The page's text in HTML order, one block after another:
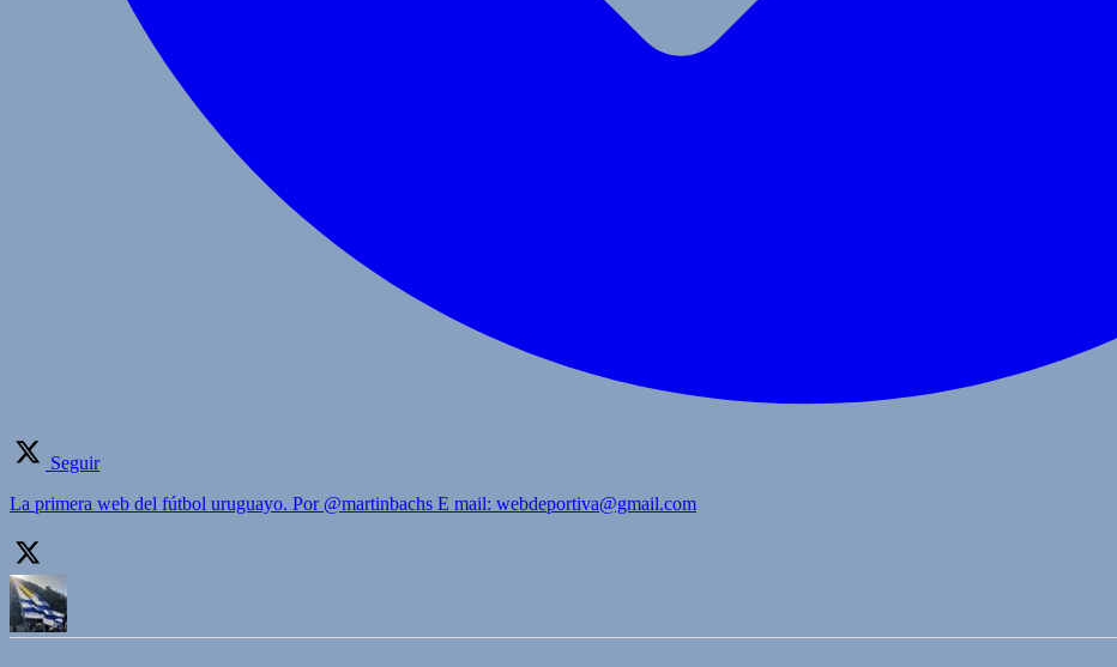
Seguir
La primera web del fútbol uruguayo. Por @martinbachs E mail: webdeportiva@gmail.com